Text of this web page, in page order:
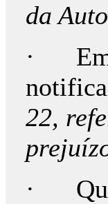
da
· Em
22,
· Que